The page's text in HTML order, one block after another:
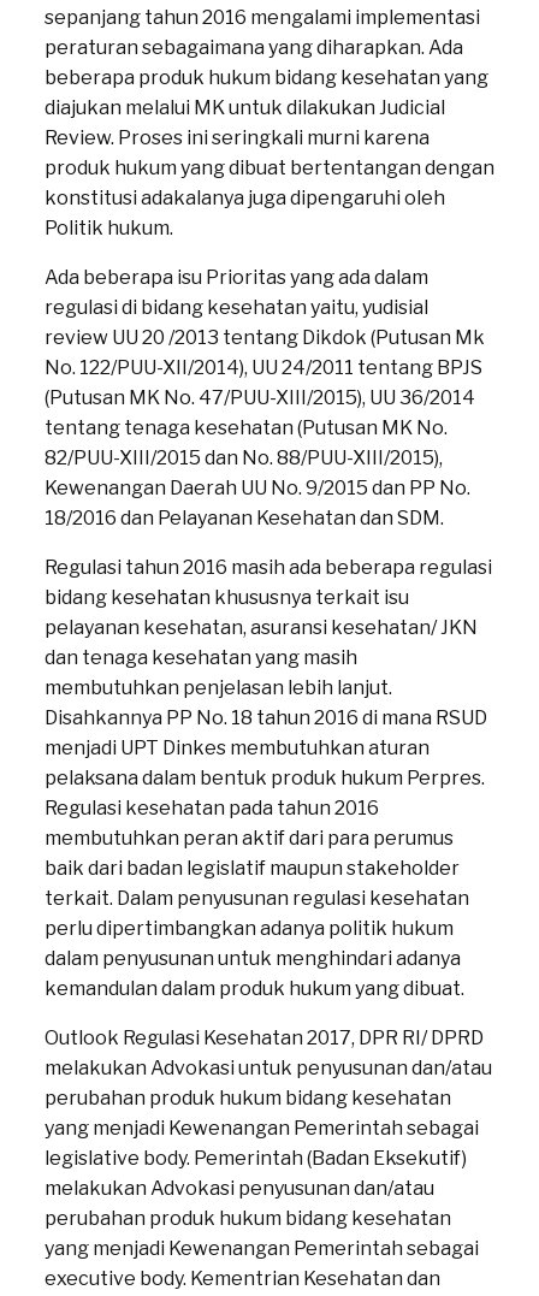
sepanjang tahun 2016 mengalami implementasi
peraturan sebagaimana yang diharapkan. Ada
beberapa produk hukum bidang kesehatan yang
diajukan melalui MK untuk dilakukan Judicial
Review. Proses ini seringkali murni karena
produk hukum yang dibuat bertentangan dengan
konstitusi adakalanya juga dipengaruhi oleh
Politik hukum.
Ada beberapa isu Prioritas yang ada dalam
regulasi di bidang kesehatan yaitu, yudisial
review UU 20 /2013 tentang Dikdok (Putusan Mk
No. 122/PUU-XII/2014), UU 24/2011 tentang BPJS
(Putusan MK No. 47/PUU-XIII/2015), UU 36/2014
tentang tenaga kesehatan (Putusan MK No.
82/PUU-XIII/2015 dan No. 88/PUU-XIII/2015),
Kewenangan Daerah UU No. 9/2015 dan PP No.
18/2016 dan Pelayanan Kesehatan dan SDM.
Regulasi tahun 2016 masih ada beberapa regulasi
bidang kesehatan khususnya terkait isu
pelayanan kesehatan, asuransi kesehatan/ JKN
dan tenaga kesehatan yang masih
membutuhkan penjelasan lebih lanjut.
Disahkannya PP No. 18 tahun 2016 di mana RSUD
menjadi UPT Dinkes membutuhkan aturan
pelaksana dalam bentuk produk hukum Perpres.
Regulasi kesehatan pada tahun 2016
membutuhkan peran aktif dari para perumus
baik dari badan legislatif maupun stakeholder
terkait. Dalam penyusunan regulasi kesehatan
perlu dipertimbangkan adanya politik hukum
dalam penyusunan untuk menghindari adanya
kemandulan dalam produk hukum yang dibuat.
Outlook Regulasi Kesehatan 2017, DPR RI/ DPRD
melakukan Advokasi untuk penyusunan dan/atau
perubahan produk hukum bidang kesehatan
yang menjadi Kewenangan Pemerintah sebagai
legislative body. Pemerintah (Badan Eksekutif)
melakukan Advokasi penyusunan dan/atau
perubahan produk hukum bidang kesehatan
yang menjadi Kewenangan Pemerintah sebagai
executive body. Kementrian Kesehatan dan